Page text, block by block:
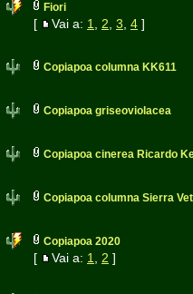
Fiori
[ Vai a: 1 2 3 4]
Copiapoa columna KK611
Copiapoa griseoviolacea
Copiapoa cinerea Ricardo
Copiapoa columna Sierra
Copiapoa 2020
[ Vai a: 1 2 ]